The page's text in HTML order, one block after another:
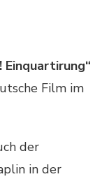
Einquartirung“
Film im
der
in der